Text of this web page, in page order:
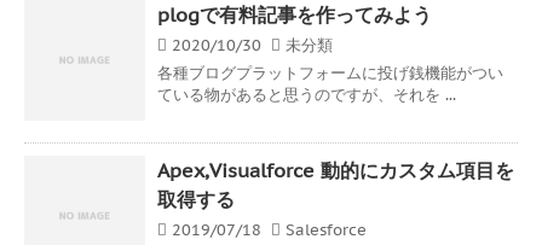
plogで有料記事を作ってみよう
2020/10/30
未分類
各種ブログプラットフォームに投げ銭機能がつい
ている物があると思うのですが、それを ...
Apex,Visualforce 動的にカスタム項目を
取得する
2019/07/18
Salesforce